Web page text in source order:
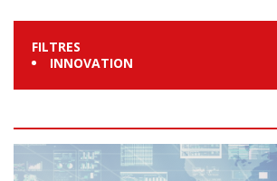
FILTRES
INNOVATION